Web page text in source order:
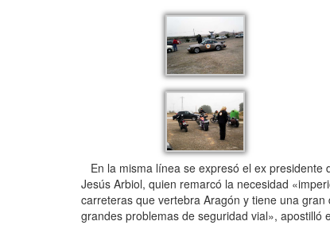
En la misma línea se expresó el ex presidente
Jesús Arbiol, quien remarcó la necesidad
carreteras que vertebra Aragón y tiene una
grandes problemas de seguridad vial», apostilló